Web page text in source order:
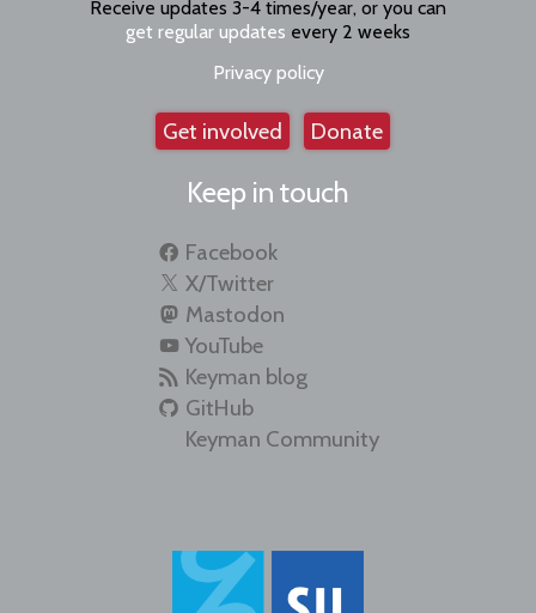
Receive updates 3-4 times/year, or you can
get regular updates every 2 weeks
Privacy policy
Get involved Donate
Keep in touch
Facebook
X/Twitter
Mastodon
YouTube
Keyman blog
GitHub
Keyman Community